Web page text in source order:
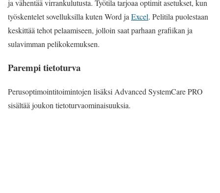
ja vähentää virrankulutusta. Työtila tarjoaa optimit asetukset, kun
työskentelet sovelluksilla kuten Word ja Excel. Pelitila puolestaan
keskittää tehot pelaamiseen, jolloin saat parhaan grafiikan ja
sulavimman pelikokemuksen.
Parempi tietoturva
Perusoptimointitoimintojen lisäksi Advanced SystemCare PRO
sisältää joukon tietoturvaominaisuuksia.